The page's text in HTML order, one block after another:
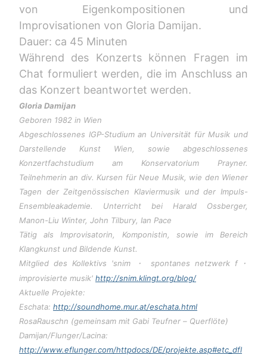
von Eigenkompositionen und
Improvisationen von Gloria Damijan.
Dauer: ca 45 Minuten
Während des Konzerts können Fragen im
Chat formuliert werden, die im Anschluss an
das Konzert beantwortet werden.
Gloria Damijan
Geboren 1982 in Wien
Abgeschlossenes IGP-Studium an Universität für Musik und
Darstellende Kunst Wien, sowie abgeschlossenes
Konzertfachstudium am Konservatorium Prayner.
Teilnehmerin an div. Kursen für Neue Musik, wie den Wiener
Tagen der Zeitgenössischen Klaviermusik und der Impuls-
Ensembleakademie. Unterricht bei Harald Ossberger,
Manon-Liu Winter, John Tilbury, Ian Pace
Tätig als Improvisatorin, Komponistin, sowie im Bereich
Klangkunst und Bildende Kunst.
Mitglied des Kollektivs 'snim
・ spontanes netzwerk f・
improvisierte musik' http://snim.klingt.org/blog/
Aktuelle Projekte:
Eschata: http://soundhome.mur.at/eschata.html
RosaRauschn (gemeinsam mit Gabi Teufner – Querflöte)
Damijan/Flunger/Lacina:
http://www.eflunger.com/httpdocs/DE/projekte.asp#etc_dfl